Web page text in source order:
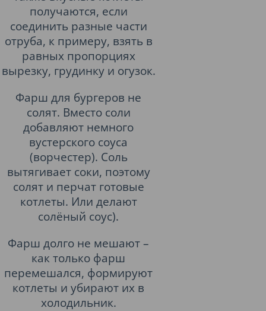
получаются, если
соединить разные части
отруба, к примеру, взять в
равных пропорциях
вырезку, грудинку и огузок.
Фарш для бургеров не
солят. Вместо соли
добавляют немного
вустерского соуса
(ворчестер). Соль
вытягивает соки, поэтому
солят и перчат готовые
котлеты. Или делают
солёный соус).
Фарш долго не мешают –
как только фарш
перемешался, формируют
котлеты и убирают их в
холодильник.